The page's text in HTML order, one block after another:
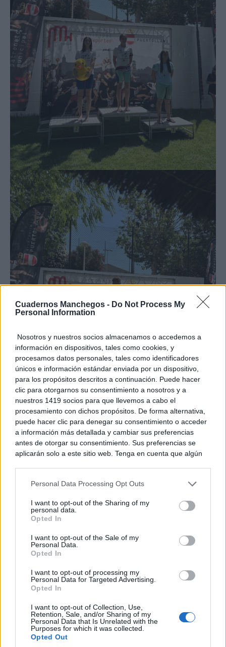
Cuadernos Manchegos - Do Not Process My
Personal Information
Nosotros y nuestros socios almacenamos o accedemos a
información en dispositivos, tales como cookies, y
procesamos datos personales, tales como identificadores
únicos e información estándar enviada por un dispositivo,
para los propósitos descritos a continuación. Puede hacer
clic para otorgarnos su consentimiento a nosotros y a
nuestros 1419 socios para que llevemos a cabo el
procesamiento con dichos propósitos. De forma alternativa,
puede hacer clic para denegar su consentimiento o acceder
a información más detallada y cambiar sus preferencias
antes de otorgar su consentimiento. Sus preferencias se
aplicarán solo a este sitio web. Tenga en cuenta que algún
rechazar tal procesamiento. Puede cambiar sus preferencias
a este sitio y haciendo clic en el botón "Privacidad" en la
parte inferior de la página web.
Please note that this website/app uses one or more Google
services and may gather and store information including but
not limited to your visit or usage behaviour. You may click to
use your data for below specified purposes in below Google
consent section.
Personal Data Processing Opt Outs
I want to opt-out of the Sharing of my
personal data.
Opted In
I want to opt-out of the Sale of my
Personal Data.
Opted In
I want to opt-out of processing my
Personal Data for Targeted Advertising.
Opted In
I want to opt-out of Collection, Use,
Retention, Sale, and/or Sharing of my
Personal Data that Is Unrelated with the
Purposes for which it was collected.
Opted Out